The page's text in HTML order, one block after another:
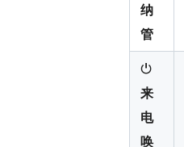
纳
管
⏻
来
电
唤